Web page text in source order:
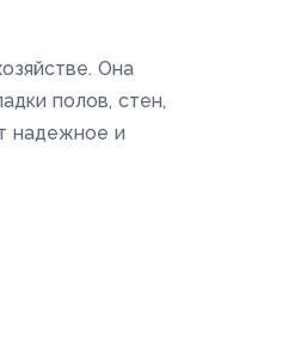
Она
полов, стен,
надежное и